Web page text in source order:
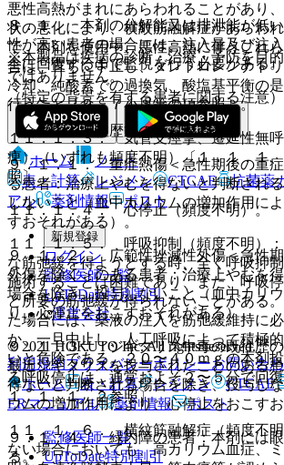
８．１． 本剤の分解能又は排泄能が低
性が高い患者の場合には、注入量及び注
全に回復するまで監視を行う必要がある。
（特定の背景を有する患者に関する注意）
（合併症・既往歴等のある患者）
９．１．１． 重症熱傷＜急性期後の重
る患者：治療上やむを得ないと判断され
しないこと（血中カリウムの増加作用に
すおそれがある）。
９．１．２． 広範性挫滅性外傷＜急性
外傷を除く＞のある患者：治療上やむを
場合を除き、投与しないこと（血中カリ
り、心停止をおこすおそれがある）。
９．１．３． ジギタリス中毒の既往歴
最近ジギタリスを投与されたことのある
得ないと判断される場合を除き、投与し
ウムの増加作用により、心停止をおこすお
９．１．４． 緑内障の患者：本剤には
る。
悪性高熱がまれにあらわれることがあり
状の悪化により、横紋筋融解症があらわ
で、本剤を使用中、悪性高熱に伴うこれ
合は、直ちに中止し、ダントロレンナト
冷却、純酸素での過換気、酸塩基平衡の
行うこと〔９．７小児等の項参照〕。
１１．１．３． 気管支痙攣、遷延性無
痺）（いずれも頻度不明）〔１．１．１
照〕。
１１．１．４． 心停止（頻度不明）。
１１．１．５． 呼吸抑制（頻度不明）
な筋弛緩を得ようとする時、全く呼吸抑
施術することは困難であり、また、呼吸
と所要の筋弛緩が得られないことがある
た場合には、薬液の注入を筋弛緩維持に
か、一旦中止し、人工呼吸によって積極
いと危険である。２０〜４０ｍｇの本剤
る呼吸停止は、通常およそ２〜５分で回
１、１．１．２参照〕。
１１．１．６． 横紋筋融解症（頻度不
ない場合においても、高カリウム血症、
※本製品は疾病の診断・治療・予防を目
ではありません。
ホーム
ノート
表・計算
レジメン CTCAE 抗菌薬
アル
薬剤情報 ポスト
新規登録
ログイン
監修医師一覧
UpToDate特別割引
運営会社
© 2021 HOKUTO Inc. All rights reserved.
利用規約プライバシーポリシーお問い合
ホーム
表・計算 レジメン CTCAE
ERマニュアル
薬剤情報 ポスト
監修医師一覧
UpToDate特別割引